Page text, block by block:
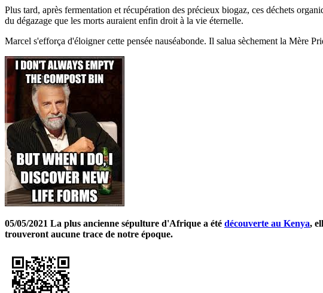
Plus tard, après fermentation et récupération des précieux biogaz, ces déchets
du dégazage que les morts auraient enfin droit à la vie éternelle.
Marcel s'efforça d'éloigner cette pensée nauséabonde. Il salua sèchement la Mère
05/05/2021 La plus ancienne sépulture d'Afrique a été découverte au Kenya,
trouveront aucune trace de notre époque.